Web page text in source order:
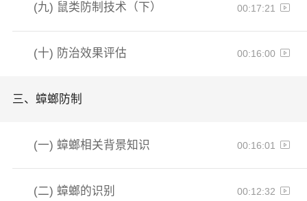
(九) 鼠类防制技术（下） 00:17:21
(十) 防治效果评估 00:16:00
三、 蟑螂防制
(一) 蟑螂相关背景知识 00:16:01
(二) 蟑螂的识别 00:12:32